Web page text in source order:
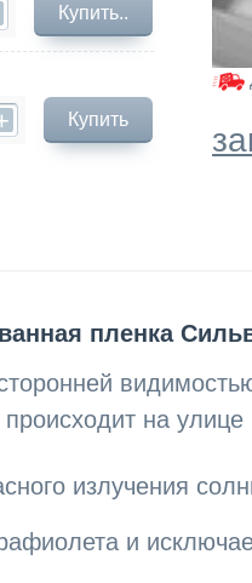
Купить..
Купить
пленка
на улице
излучения
и